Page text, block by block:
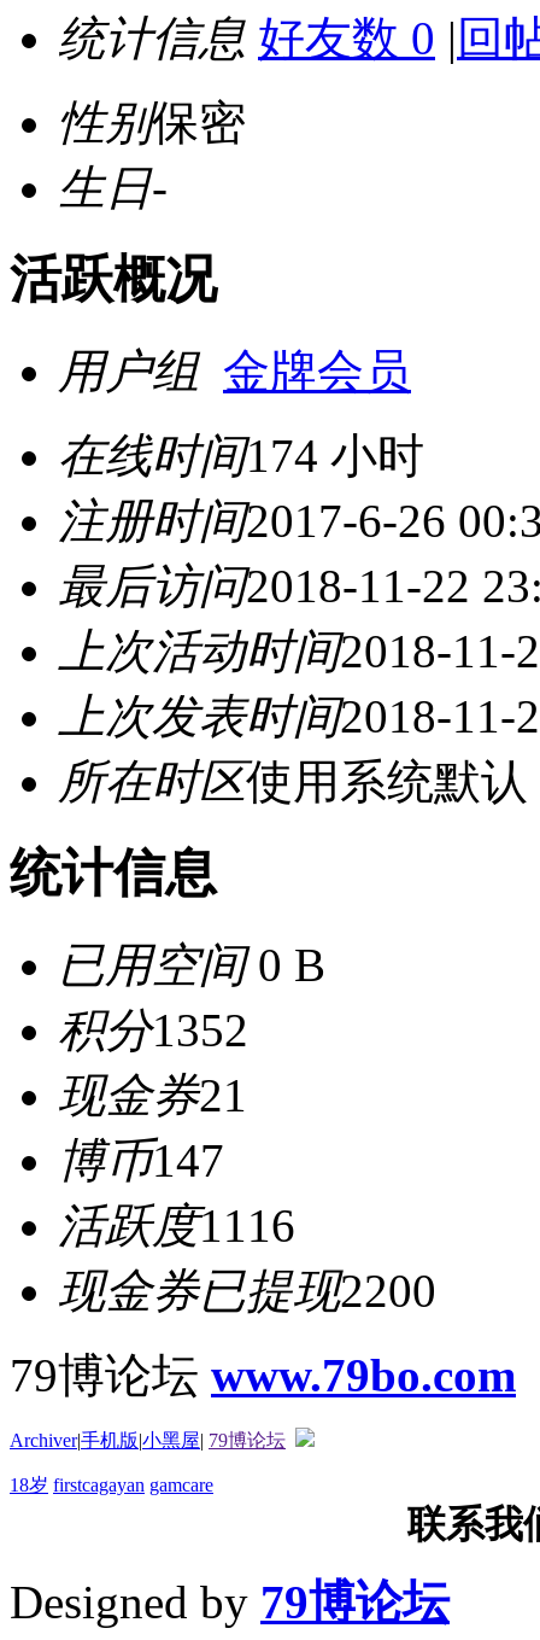
统计信息 好友数 0 | 回
性别保密
生日-
活跃概况
用户组 金牌会员
在线时间174 小时
注册时间2017-6-26
最后访问2018-11-22
上次活动时间2018-11-
上次发表时间2018-11-
所在时区使用系统默认
统计信息
已用空间0 B
积分1352
现金券21
博币147
活跃度1116
现金券已提现2200
79博论坛 www.79bo.com
Archiver|手机版|小黑屋| 79博论坛
18岁 firstcagayan gamcare
联系我
Designed by 79博论坛